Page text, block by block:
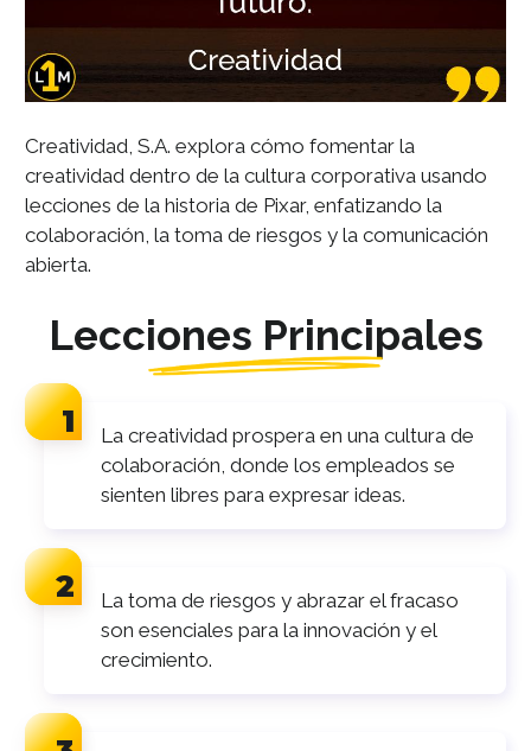
Creatividad, S.A. explora cómo fomentar la
creatividad dentro de la cultura corporativa usando
lecciones de la historia de Pixar, enfatizando la
colaboración, la toma de riesgos y la comunicación
abierta.
Lecciones Principales
La creatividad prospera en una cultura de
colaboración, donde los empleados se
sienten libres para expresar ideas.
La toma de riesgos y abrazar el fracaso
son esenciales para la innovación y el
crecimiento.